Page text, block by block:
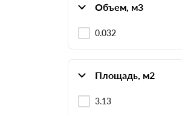
Объем, м3
0.032
Площадь, м2
3.13